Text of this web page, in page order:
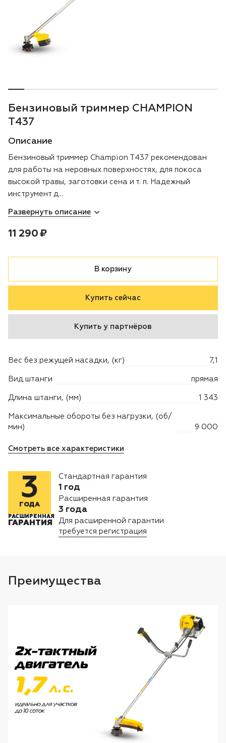
Воздуходувки
Триммеры
Генераторы
Мотопомпы
Подметальные машины
Строительная техника
Снегоотбрасыватели
Техника PRO
Дровоколы
Станки заточные
Высоторезы
Моющие аппараты
Бензиновый триммер CHAMPION
T437
Описание
Бензиновый триммер Champion T437 рекомендован
для работы на неровных поверхностях, для покоса
высокой травы, заготовки сена и т. п. Надежный
инструмент д...
Развернуть описание
В корзину
Купить сейчас
Купить у партнёров
Вес без режущей насадки, (кг) 7,1
Вид штанги прямая
Длина штанги, (мм) 1 343
Максимальные обороты без нагрузки, (об/
мин)
9 000
Смотреть все характеристики
3
ГОДА
РАСШИРЕННАЯ
ГАРАНТИЯ
Стандартная гарантия
1 год
Расширенная гарантия
3 года
Для расширенной гарантии
требуется регистрация
Цена:
11 290 ₽рублей
Преимущества